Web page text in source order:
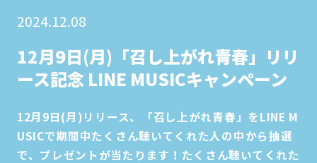
2024.12.08
12月9日(月)「召し上がれ青春」リリ
ース記念 LINE MUSICキャンペーン
12月9日(月)リリース、「召し上がれ青春」をLINE M
USICで期間中たくさん聴いてくれた人の中から抽選
で、プレゼントが当たります！たくさん聴いてくれた